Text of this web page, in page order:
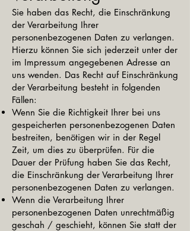
Sie haben das Recht, die Einschränkung
der Verarbeitung Ihrer
personenbezogenen Daten zu verlangen.
Hierzu können Sie sich jederzeit unter der
im Impressum angegebenen Adresse an
uns wenden. Das Recht auf Einschränkung
der Verarbeitung besteht in folgenden
Fällen:
Wenn Sie die Richtigkeit Ihrer bei uns
gespeicherten personenbezogenen Daten
bestreiten, benötigen wir in der Regel
Zeit, um dies zu überprüfen. Für die
Dauer der Prüfung haben Sie das Recht,
die Einschränkung der Verarbeitung Ihrer
personenbezogenen Daten zu verlangen.
Wenn die Verarbeitung Ihrer
personenbezogenen Daten unrechtmäßig
geschah / geschieht, können Sie statt der